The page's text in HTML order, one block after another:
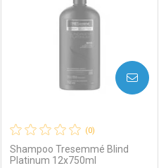
Laboratório
Por Menos
(0)
Shampoo Tresemmé Blind
Platinum 12x750ml
AVISE-ME